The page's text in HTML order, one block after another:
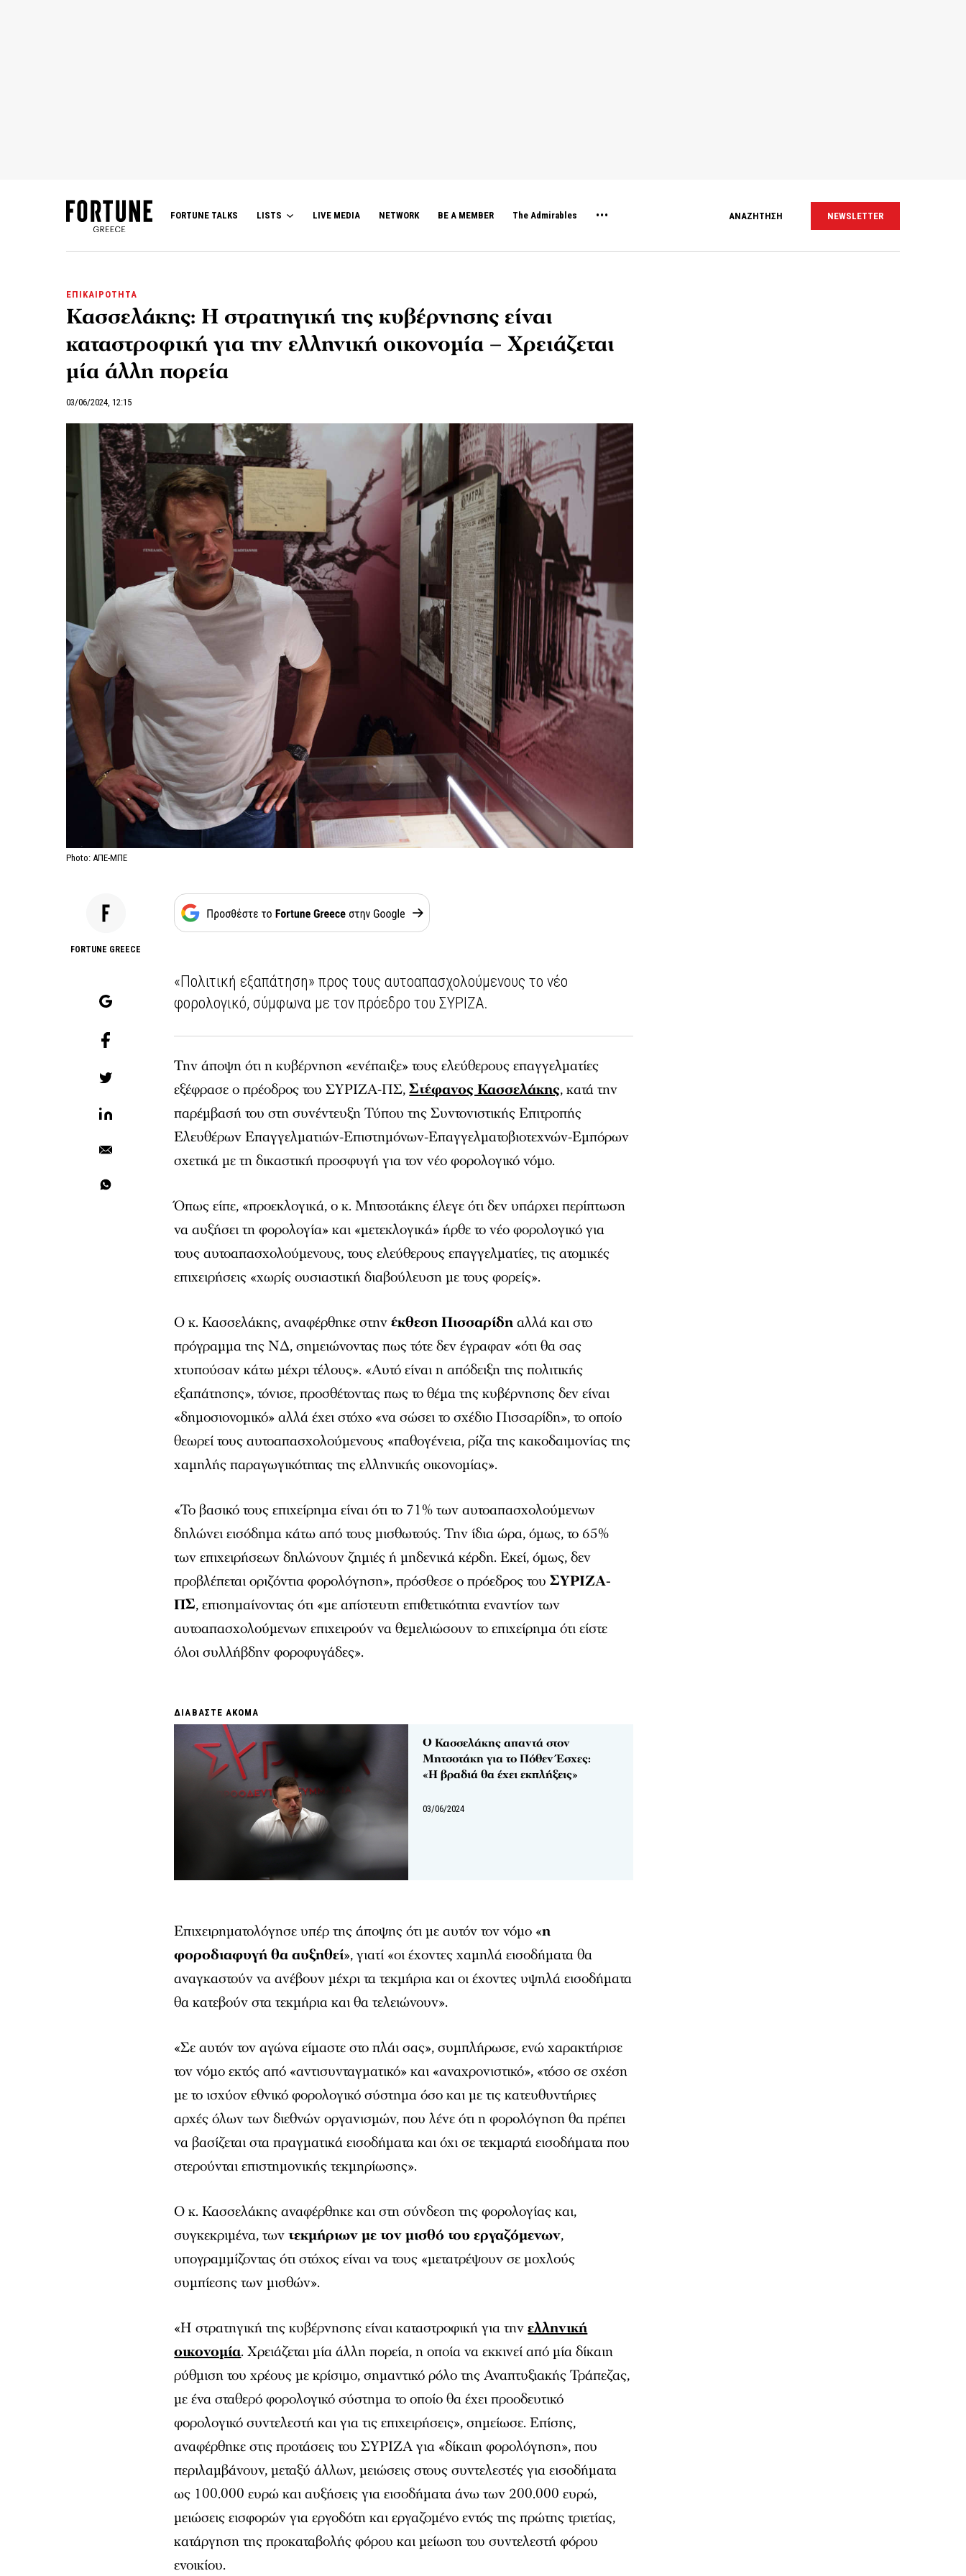
FORTUNE TALKS LISTS LIVE MEDIA NETWORK BE A MEMBER The Admirables ΑΝΑΖΗΤΗΣΗ NEWSLETTER
ΕΠΙΚΑΙΡΟΤΗΤΑ
Κασσελάκης: Η στρατηγική της κυβέρνησης είναι
καταστροφική για την ελληνική οικονομία – Χρειάζεται
μία άλλη πορεία
03/06/2024, 12:15
Photo: ΑΠΕ-ΜΠΕ
FORTUNE GREECE
«Πολιτική εξαπάτηση» προς τους αυτοαπασχολούμενους το νέο
φορολογικό, σύμφωνα με τον πρόεδρο του ΣΥΡΙΖΑ.
Την άποψη ότι η κυβέρνηση «ενέπαιξε» τους ελεύθερους επαγγελματίες
εξέφρασε ο πρέοδρος του ΣΥΡΙΖΑ-ΠΣ,Στέφανος Κασσελάκης, κατά την
παρέμβασή του στη συνέντευξη Τύπου της Συντονιστικής Επιτροπής
Ελευθέρων Επαγγελματιών-Επιστημόνων-Επαγγελματοβιοτεχνών-Εμπόρων
σχετικά με τη δικαστική προσφυγή για τον νέο φορολογικό νόμο.
Όπως είπε, «προεκλογικά, ο κ. Μητσοτάκης έλεγε ότι δεν υπάρχει περίπτωση
να αυξήσει τη φορολογία» και «μετεκλογικά» ήρθε το νέο φορολογικό για
τους αυτοαπασχολούμενους, τους ελεύθερους επαγγελματίες, τις ατομικές
επιχειρήσεις «χωρίς ουσιαστική διαβούλευση με τους φορείς».
Ο κ. Κασσελάκης, αναφέρθηκε στηνέκθεση Πισσαρίδηαλλά και στο
πρόγραμμα της ΝΔ, σημειώνοντας πως τότε δεν έγραφαν «ότι θα σας
χτυπούσαν κάτω μέχρι τέλους». «Αυτό είναι η απόδειξη της πολιτικής
εξαπάτησης», τόνισε, προσθέτοντας πως το θέμα της κυβέρνησης δεν είναι
«δημοσιονομικό» αλλά έχει στόχο «να σώσει το σχέδιο Πισσαρίδη», το οποίο
θεωρεί τους αυτοαπασχολούμενους «παθογένεια, ρίζα της κακοδαιμονίας της
χαμηλής παραγωγικότητας της ελληνικής οικονομίας».
«Το βασικό τους επιχείρημα είναι ότι το 71% των αυτοαπασχολούμενων
δηλώνει εισόδημα κάτω από τους μισθωτούς. Την ίδια ώρα, όμως, το 65%
των επιχειρήσεων δηλώνουν ζημιές ή μηδενικά κέρδη. Εκεί, όμως, δεν
προβλέπεται οριζόντια φορολόγηση», πρόσθεσε ο πρόεδρος τουΣΥΡΙΖΑ-
ΠΣ, επισημαίνοντας ότι «με απίστευτη επιθετικότητα εναντίον των
αυτοαπασχολούμενων επιχειρούν να θεμελιώσουν το επιχείρημα ότι είστε
όλοι συλλήβδην φοροφυγάδες».
ΔΙΑΒΑΣΤΕ ΑΚΟΜΑ
Ο Κασσελάκης απαντά στον
Μητσοτάκη για το Πόθεν Έσχες:
«Η βραδιά θα έχει εκπλήξεις»
03/06/2024
Επιχειρηματολόγησε υπέρ της άποψης ότι με αυτόν τον νόμο «η
φοροδιαφυγή θα αυξηθεί», γιατί «οι έχοντες χαμηλά εισοδήματα θα
αναγκαστούν να ανέβουν μέχρι τα τεκμήρια και οι έχοντες υψηλά εισοδήματα
θα κατεβούν στα τεκμήρια και θα τελειώνουν».
«Σε αυτόν τον αγώνα είμαστε στο πλάι σας», συμπλήρωσε, ενώ χαρακτήρισε
τον νόμο εκτός από «αντισυνταγματικό» και «αναχρονιστικό», «τόσο σε σχέση
με το ισχύον εθνικό φορολογικό σύστημα όσο και με τις κατευθυντήριες
αρχές όλων των διεθνών οργανισμών, που λένε ότι η φορολόγηση θα πρέπει
να βασίζεται στα πραγματικά εισοδήματα και όχι σε τεκμαρτά εισοδήματα που
στερούνται επιστημονικής τεκμηρίωσης».
Ο κ. Κασσελάκης αναφέρθηκε και στη σύνδεση της φορολογίας και,
συγκεκριμένα, τωντεκμήριων με τον μισθό του εργαζόμενων,
υπογραμμίζοντας ότι στόχος είναι να τους «μετατρέψουν σε μοχλούς
συμπίεσης των μισθών».
«Η στρατηγική της κυβέρνησης είναι καταστροφική για τηνελληνική
οικονομία. Χρειάζεται μία άλλη πορεία, η οποία να εκκινεί από μία δίκαιη
ρύθμιση του χρέους με κρίσιμο, σημαντικό ρόλο της Αναπτυξιακής Τράπεζας,
με ένα σταθερό φορολογικό σύστημα το οποίο θα έχει προοδευτικό
φορολογικό συντελεστή και για τις επιχειρήσεις», σημείωσε. Επίσης,
αναφέρθηκε στις προτάσεις του ΣΥΡΙΖΑ για «δίκαιη φορολόγηση», που
περιλαμβάνουν, μεταξύ άλλων, μειώσεις στους συντελεστές για εισοδήματα
ως 100.000 ευρώ και αυξήσεις για εισοδήματα άνω των 200.000 ευρώ,
μειώσεις εισφορών για εργοδότη και εργαζομένο εντός της πρώτης τριετίας,
κατάργηση της προκαταβολής φόρου και μείωση του συντελεστή φόρου
ενοικίου.